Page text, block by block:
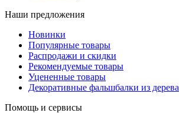
Наши предложения
Новинки
Популярные товары
Распродажи и скидки
Рекомендуемые товары
Уцененные товары
Декоративные фальшбалки из дерева
Помощь и сервисы